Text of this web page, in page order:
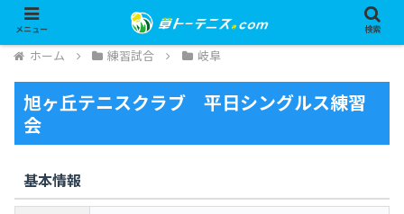
ホーム 練習試合 岐阜
旭ヶ丘テニスクラブ 平日シングルス練習
会
基本情報
メニュー 検索